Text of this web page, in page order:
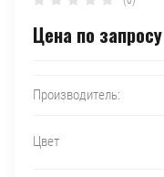
Цена по запросу
Производитель:
Цвет